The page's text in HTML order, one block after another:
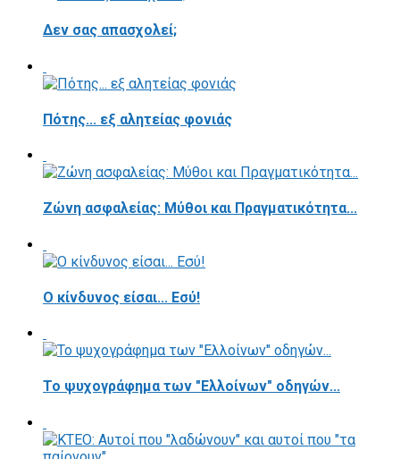
Δεν σας απασχολεί;
Πότης... εξ αλητείας φονιάς
Ζώνη ασφαλείας: Μύθοι και Πραγματικότητα...
Ο κίνδυνος είσαι... Εσύ!
Το ψυχογράφημα των "Ελλοίνων" οδηγών...